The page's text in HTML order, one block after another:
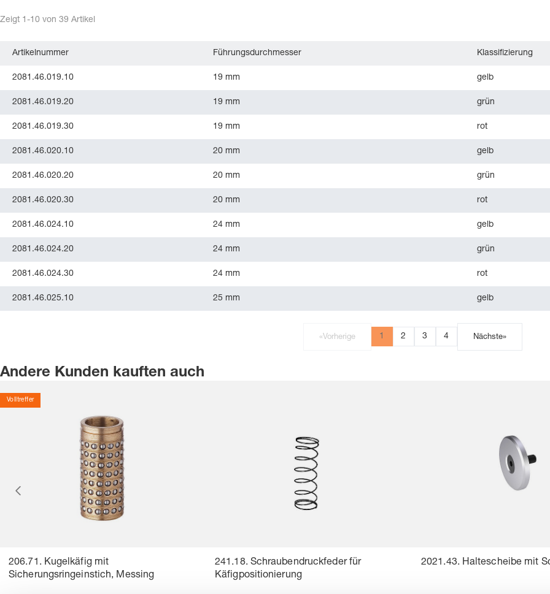
Zeigt 1-10 von 39 Artikel
Artikelnummer Führungsdurchmesser Klassifizierung
2081.46.019.10 19 mm gelb
2081.46.019.20 19 mm grün
2081.46.019.30 19 mm rot
2081.46.020.10 20 mm gelb
2081.46.020.20 20 mm grün
2081.46.020.30 20 mm rot
2081.46.024.10 24 mm gelb
2081.46.024.20 24 mm grün
2081.46.024.30 24 mm rot
2081.46.025.10 25 mm gelb
«Vorherige 1 2 3 4 Nächste»
Andere Kunden kauften auch
Volltreffer
206.71. Kugelkäfig mit
Sicherungsringeinstich, Messing
241.18. Schraubendruckfeder für
Käfigpositionierung
2021.43. Haltescheibe mit